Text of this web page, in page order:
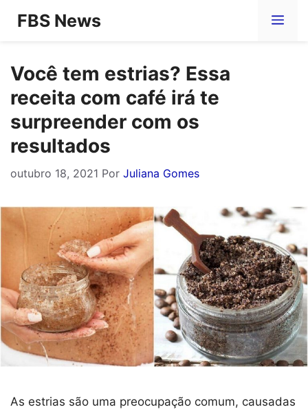
Pular
conteúdo
FBS News
Você tem estrias? Essa
receita com café irá te
surpreender com os
resultados
outubro 18, 2021 Por Juliana Gomes
As estrias são uma preocupação comum, causadas